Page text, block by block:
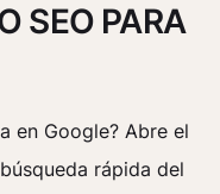
SEO PARA
en Google? Abre el
rápida del